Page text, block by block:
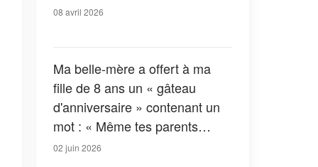
08 avril 2026
Ma belle-mère a offert à ma
fille de 8 ans un « gâteau
d'anniversaire » contenant un
mot : « Même tes parents
biologiques ne voulaient pas de
02 juin 2026